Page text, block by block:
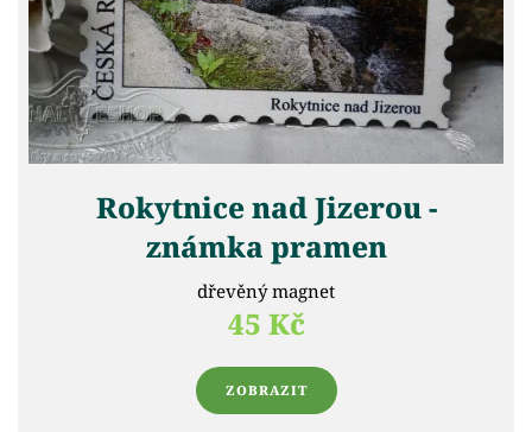
Rokytnice nad Jizerou -
známka pramen
dřevěný magnet
45 Kč
ZOBRAZIT